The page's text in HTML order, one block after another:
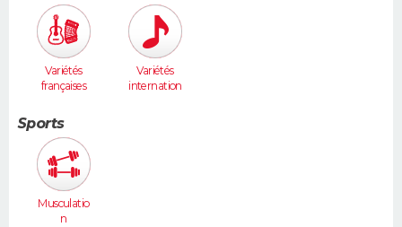
Variétés
françaises
Variétés
internation
Sports
Musculatio
n